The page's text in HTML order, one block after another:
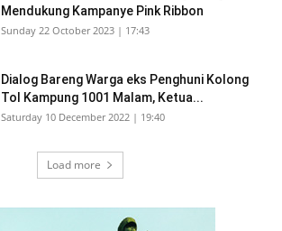
Mendukung Kampanye Pink Ribbon
Sunday 22 October 2023 | 17:43
Dialog Bareng Warga eks Penghuni Kolong
Tol Kampung 1001 Malam, Ketua...
Saturday 10 December 2022 | 19:40
Load more